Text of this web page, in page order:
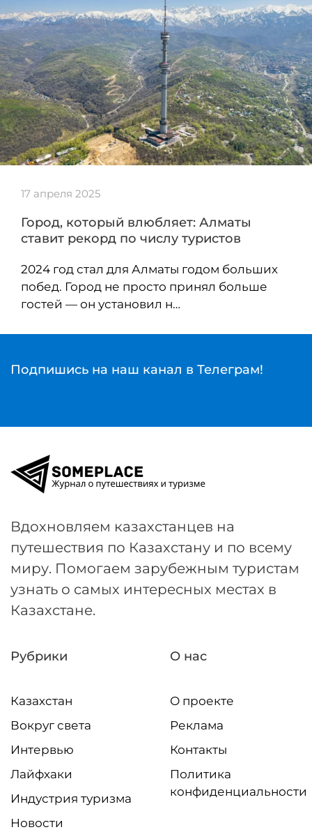
17 апреля 2025
Город, который влюбляет: Алматы
ставит рекорд по числу туристов
2024 год стал для Алматы годом больших
побед. Город не просто принял больше
гостей — он установил н…
Подпишись на наш канал в Телеграм!
Вдохновляем казахстанцев на
путешествия по Казахстану и по всему
миру. Помогаем зарубежным туристам
узнать о самых интересных местах в
Казахстане.
Рубрики
Казахстан
Вокруг света
Интервью
Лайфхаки
Индустрия туризма
Новости
О нас
О проекте
Реклама
Контакты
Политика
конфиденциальности